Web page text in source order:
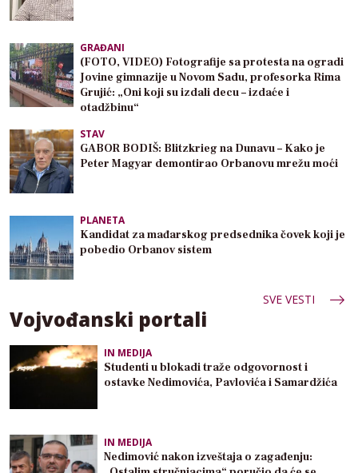
GRAĐANI
(FOTO, VIDEO) Fotografije sa protesta na ogradi
Jovine gimnazije u Novom Sadu, profesorka Rima
Grujić: „Oni koji su izdali decu – izdaće i
otadžbinu“
STAV
GABOR BODIŠ: Blitzkrieg na Dunavu – Kako je
Peter Magyar demontirao Orbanovu mrežu moći
PLANETA
Kandidat za mađarskog predsednika čovek koji je
pobedio Orbanov sistem
SVE VESTI
Vojvođanski portali
IN MEDIJA
Studenti u blokadi traže odgovornost i
ostavke Nedimovića, Pavlovića i Samardžića
IN MEDIJA
Nedimović nakon izveštaja o zagađenju: